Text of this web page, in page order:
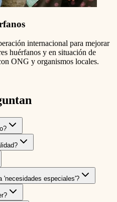
internacional para mejorar
huérfanos y en situación de
ONG y organismos locales.
'necesidades especiales'?